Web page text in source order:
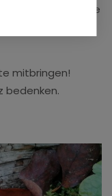
und auch einige
mitbringen!
bedenken.